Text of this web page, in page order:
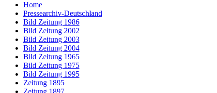
Home
Pressearchiv-Deutschland
Bild Zeitung 1986
Bild Zeitung 2002
Bild Zeitung 2003
Bild Zeitung 2004
Bild Zeitung 1965
Bild Zeitung 1975
Bild Zeitung 1995
Zeitung 1895
Zeitung 1897